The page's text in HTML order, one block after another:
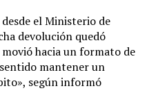
el Ministerio de
devolución quedó
hacia un formato de
mantener un
según informó